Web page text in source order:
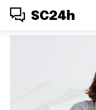
SC24h